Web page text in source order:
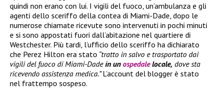
quindi non erano con lui. I vigili del fuoco, un’ambulanza e gli
agenti dello sceriffo della contea di Miami-Dade, dopo le
numerose chiamate ricevute sono intervenuti in pochi minuti
e si sono appostati fuori dall’abitazione nel quartiere di
Westchester. Più tardi, l’ufficio dello sceriffo ha dichiarato
che Perez Hilton era stato “tratto in salvo e trasportato dai
vigili del fuoco di Miami-Dadein un ospedalelocale, dove sta
ricevendo assistenza medica.”L’account del blogger è stato
nel frattempo sospeso.